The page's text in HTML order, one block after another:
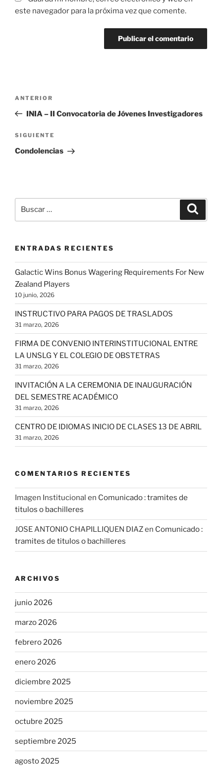
este navegador para la próxima vez que comente.
entradas
Entrada
anterior:
ANTERIOR
INIA – II Convocatoria de Jóvenes Investigadores
Siguiente
entrada
SIGUIENTE
Condolencias
por:
ENTRADAS RECIENTES
Galactic Wins Bonus Wagering Requirements For New
Zealand Players
10 junio, 2026
INSTRUCTIVO PARA PAGOS DE TRASLADOS
31 marzo, 2026
FIRMA DE CONVENIO INTERINSTITUCIONAL ENTRE
LA UNSLG Y EL COLEGIO DE OBSTETRAS
31 marzo, 2026
INVITACIÓN A LA CEREMONIA DE INAUGURACIÓN
DEL SEMESTRE ACADÉMICO
31 marzo, 2026
CENTRO DE IDIOMAS INICIO DE CLASES 13 DE ABRIL
31 marzo, 2026
COMENTARIOS RECIENTES
Imagen Institucional en Comunicado : tramites de
titulos o bachilleres
JOSE ANTONIO CHAPILLIQUEN DIAZen Comunicado :
tramites de titulos o bachilleres
ARCHIVOS
junio 2026
marzo 2026
febrero 2026
enero 2026
diciembre 2025
noviembre 2025
octubre 2025
septiembre 2025
agosto 2025